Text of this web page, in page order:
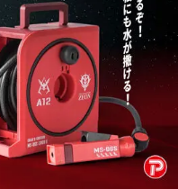
」をイメージした散水ホース
ナルマークやジオン公国軍の